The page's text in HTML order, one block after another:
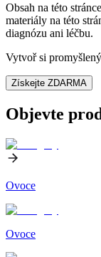
Obsah na této
materiály na této
diagnózu ani léčbu.
Vytvoř si
Získejte ZDARMA
Objevte
Ovoce
Ovoce